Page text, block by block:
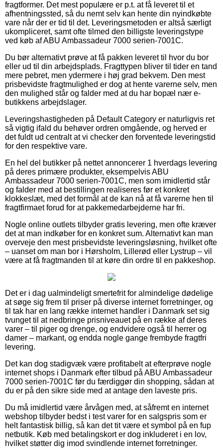
fragtformer. Det mest populære er p.t. at få leveret til et
afhentningssted, så du nemt selv kan hente din nyindkøbte
vare når der er tid til det. Leveringsmetoden er altså særligt
ukompliceret, samt ofte tilmed den billigste leveringstype
ved køb af ABU Ambassadeur 7000 serien-7001C.
Du bør alternativt prøve at få pakken leveret til hvor du bor
eller ud til din arbejdsplads. Fragttypen bliver til tider en tand
mere pebret, men ydermere i høj grad bekvem. Den mest
prisbevidste fragtmulighed er dog at hente varerne selv, men
den mulighed står og falder med at du har bopæl nær e-
butikkens arbejdslager.
Leveringshastigheden på Default Category er naturligvis ret
så vigtig ifald du behøver ordren omgående, og herved er
det fuldt ud centralt at vi checker den forventede leveringstid
for den respektive vare.
En hel del butikker på nettet annoncerer 1 hverdags levering
på deres primære produkter, eksempelvis ABU
Ambassadeur 7000 serien-7001C, men som imidlertid står
og falder med at bestillingen realiseres før et konkret
klokkeslæt, med det formål at de kan nå at få varerne hen til
fragtfirmaet forud for at pakkemedarbejderne har fri.
Nogle online outlets tilbyder gratis levering, men ofte kræver
det at man indkøber for en konkret sum. Alternativt kan man
overveje den mest prisbevidste leveringsløsning, hvilket ofte
– uanset om man bor i Hørsholm, Lillerød eller Lystrup – vil
være at få fragtmanden til at køre din ordre til en pakkeshop.
Det er i dag ualmindeligt smertefrit for almindelige dødelige
at søge sig frem til priser på diverse internet forretninger, og
til tak har en lang række internet handler i Danmark set sig
tvunget til at nedbringe prisniveauet på en række af deres
varer – til piger og drenge, og endvidere også til herrer og
damer – markant, og endda nogle gange frembyde fragtfri
levering.
Det kan dog stadigvæk være profitabelt at efterprøve nogle
internet shops i Danmark efter tilbud på ABU Ambassadeur
7000 serien-7001C før du færdiggør din shopping, sådan at
du er på den sikre side med at antage den laveste pris.
Du må imidlertid være årvågen med, at såfremt en internet
webshop tilbyder bedst i test varer for en salgspris som er
helt fantastisk billig, så kan det tit være et symbol på en fup
netbutik. Køb med betalingskort er dog inkluderet i en lov,
hvilket støtter dig imod svindlende internet forretninger.